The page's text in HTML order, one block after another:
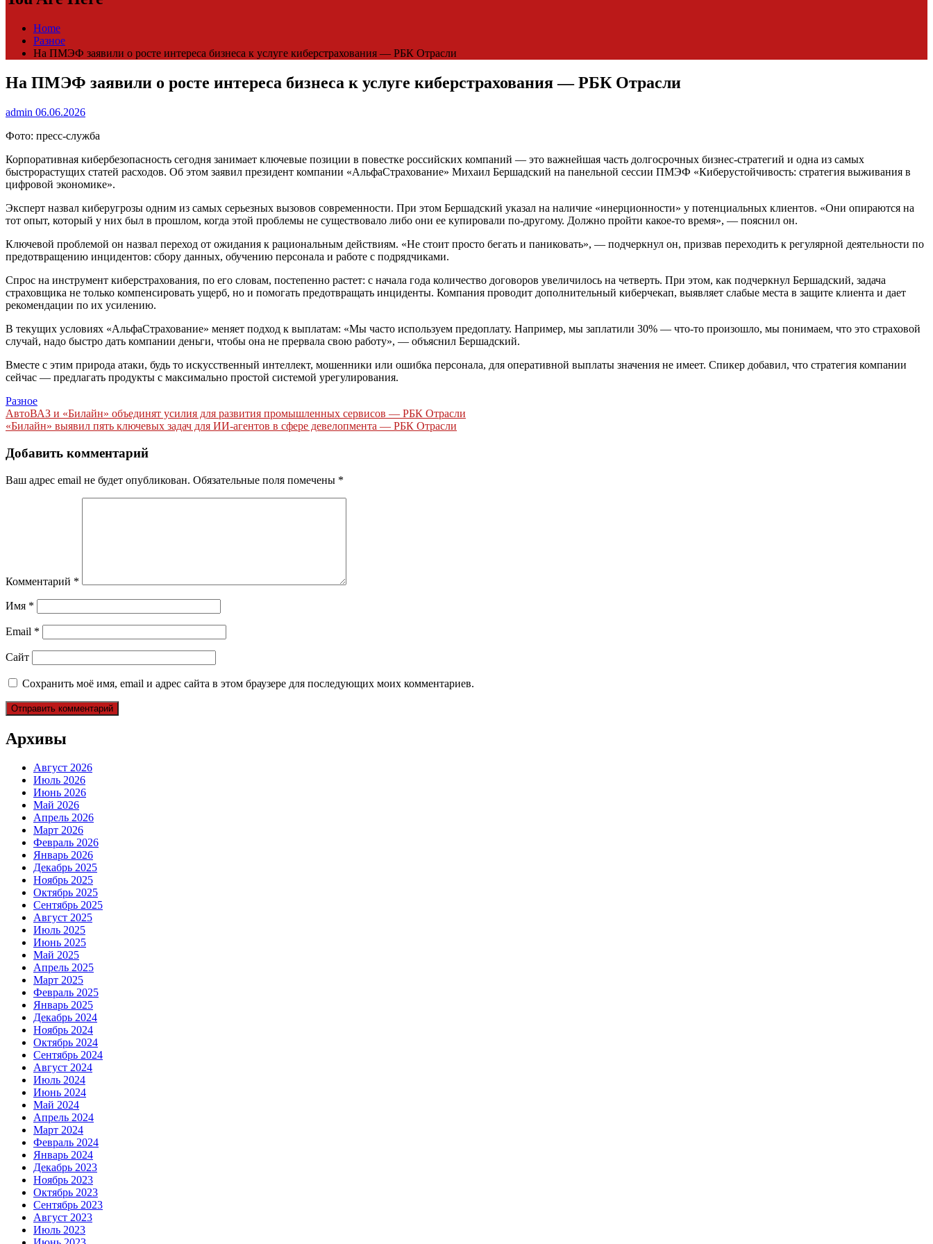
Home
Разное
На ПМЭФ заявили о росте интереса бизнеса к услуге киберстрахования — РБК Отрасли
На ПМЭФ заявили о росте интереса бизнеса к услуге киберстрахования — РБК Отрасли
admin 06.06.2026
Фото: пресс-служба
Корпоративная кибербезопасность сегодня занимает ключевые позиции в повестке российских компаний — это важнейшая часть долгосрочных бизнес-стратегий и одна из самых
быстрорастущих статей расходов. Об этом заявил президент компании «АльфаСтрахование» Михаил Бершадский на панельной сессии ПМЭФ «Киберустойчивость: стратегия выживания в
цифровой экономике».
Эксперт назвал киберугрозы одним из самых серьезных вызовов современности. При этом Бершадский указал на наличие «инерционности» у потенциальных клиентов. «Они опираются на
тот опыт, который у них был в прошлом, когда этой проблемы не существовало либо они ее купировали по-другому. Должно пройти какое-то время», — пояснил он.
Ключевой проблемой он назвал переход от ожидания к рациональным действиям. «Не стоит просто бегать и паниковать», — подчеркнул он, призвав переходить к регулярной деятельности по
предотвращению инцидентов: сбору данных, обучению персонала и работе с подрядчиками.
Спрос на инструмент киберстрахования, по его словам, постепенно растет: с начала года количество договоров увеличилось на четверть. При этом, как подчеркнул Бершадский, задача
страховщика не только компенсировать ущерб, но и помогать предотвращать инциденты. Компания проводит дополнительный киберчекап, выявляет слабые места в защите клиента и дает
рекомендации по их усилению.
В текущих условиях «АльфаСтрахование» меняет подход к выплатам: «Мы часто используем предоплату. Например, мы заплатили 30% — что-то произошло, мы понимаем, что это страховой
случай, надо быстро дать компании деньги, чтобы она не прервала свою работу», — объяснил Бершадский.
Вместе с этим природа атаки, будь то искусственный интеллект, мошенники или ошибка персонала, для оперативной выплаты значения не имеет. Спикер добавил, что стратегия компании
сейчас — предлагать продукты с максимально простой системой урегулирования.
Разное
Навигация
по
записям
АвтоВАЗ и «Билайн» объединят усилия для развития промышленных сервисов — РБК Отрасли
«Билайн» выявил пять ключевых задач для ИИ-агентов в сфере девелопмента — РБК Отрасли
Добавить комментарий
Ваш адрес email не будет опубликован. Обязательные поля помечены *
Комментарий *
Имя *
Email *
Сайт
Сохранить моё имя, email и адрес сайта в этом браузере для последующих моих комментариев.
Архивы
Август 2026
Июль 2026
Июнь 2026
Май 2026
Апрель 2026
Март 2026
Февраль 2026
Январь 2026
Декабрь 2025
Ноябрь 2025
Октябрь 2025
Сентябрь 2025
Август 2025
Июль 2025
Июнь 2025
Май 2025
Апрель 2025
Март 2025
Февраль 2025
Январь 2025
Декабрь 2024
Ноябрь 2024
Октябрь 2024
Сентябрь 2024
Август 2024
Июль 2024
Июнь 2024
Май 2024
Апрель 2024
Март 2024
Февраль 2024
Январь 2024
Декабрь 2023
Ноябрь 2023
Октябрь 2023
Сентябрь 2023
Август 2023
Июль 2023